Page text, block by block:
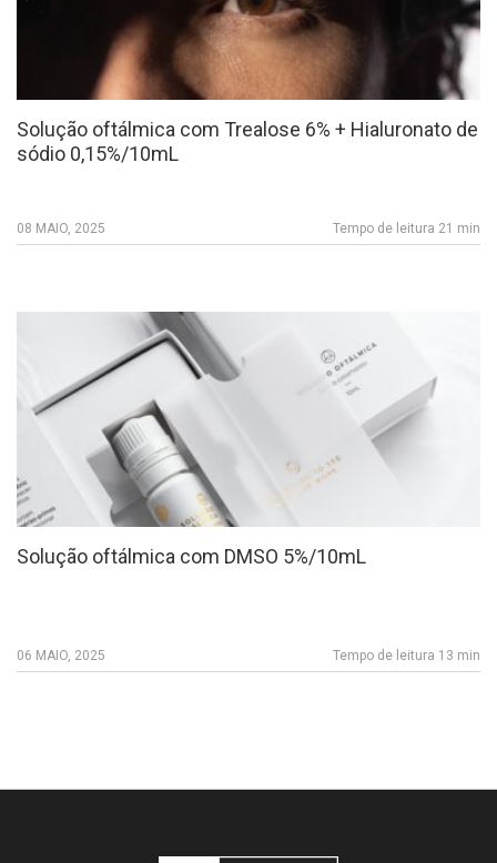
Solução oftálmica com Trealose 6% + Hialuronato de
sódio 0,15%/10mL
08 MAIO, 2025 Tempo de leitura 21 min
Solução oftálmica com DMSO 5%/10mL
06 MAIO, 2025 Tempo de leitura 13 min